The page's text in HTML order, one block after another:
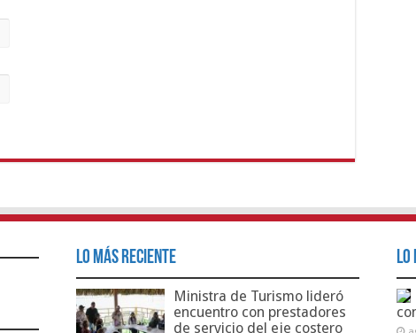
Lo Más Reciente
Ministra de Turismo lideró
encuentro con prestadores
de servicio del eje costero